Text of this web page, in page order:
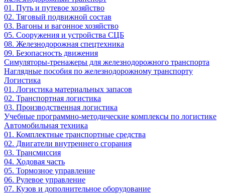
01. Путь и путевое хозяйство
02. Тяговый подвижной состав
03. Вагоны и вагонное хозяйство
05. Сооружения и устройства СЦБ
08. Железнодорожная спецтехника
09. Безопасность движения
Симуляторы-тренажеры для железнодорожного транспорта
Наглядные пособия по железнодорожному транспорту
Логистика
01. Логистика материальных запасов
02. Транспортная логистика
03. Производственная логистика
Учебные программно-методические комплексы по логистике
Автомобильная техника
01. Комплектные транспортные средства
02. Двигатели внутреннего сгорания
03. Трансмиссия
04. Ходовая часть
05. Тормозное управление
06. Рулевое управление
07. Кузов и дополнительное оборудование